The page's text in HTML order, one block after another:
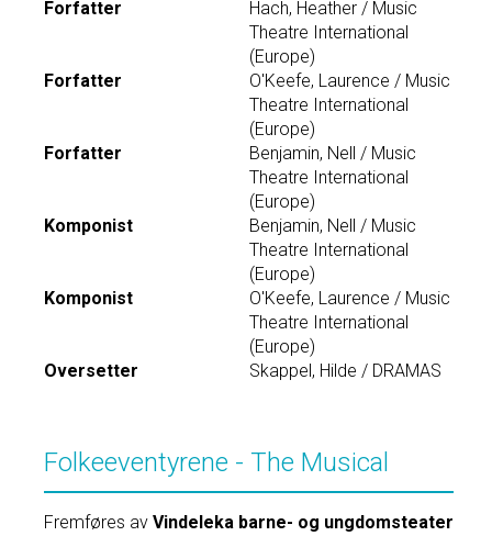
Forfatter
Hach, Heather / Music
Theatre International
(Europe)
Forfatter
O'Keefe, Laurence / Music
Theatre International
(Europe)
Forfatter
Benjamin, Nell / Music
Theatre International
(Europe)
Komponist
Benjamin, Nell / Music
Theatre International
(Europe)
Komponist
O'Keefe, Laurence / Music
Theatre International
(Europe)
Oversetter
Skappel, Hilde / DRAMAS
Folkeeventyrene - The Musical
Fremføres av Vindeleka barne- og ungdomsteater